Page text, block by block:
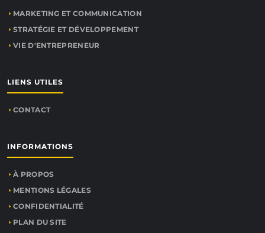
MARKETING ET COMMUNICATION
STRATÉGIE ET DÉVELOPPEMENT
VIE D'ENTREPRENEUR
LIENS UTILES
CONTACT
INFORMATIONS
À PROPOS
MENTIONS LÉGALES
CONFIDENTIALITÉ
PLAN DU SITE